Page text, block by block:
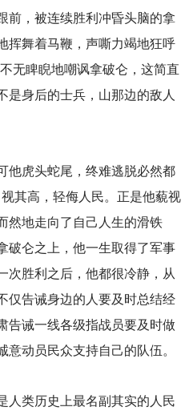
前，被连续胜利冲昏头脑的拿
挥舞着马鞭，声嘶力竭地狂呼
无睥睨地嘲讽拿破仑，这简直
是身后的士兵，山那边的敌人
他虎头蛇尾，终难逃脱必然都
其高，轻侮人民。正是他藐视
然地走向了自己人生的滑铁
破仑之上，他一生取得了军事
次胜利之后，他都很冷静，从
仅告诫身边的人要及时总结经
告诫一线各级指战员要及时做
动员民众支持自己的队伍。
人类历史上最名副其实的人民